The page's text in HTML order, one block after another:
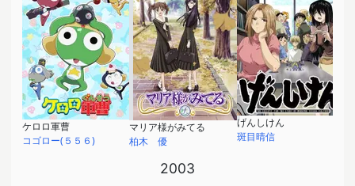
ケロロ軍曹
コゴロー(５５６)
マリア様がみてる
柏木 優
げんしけん
斑目晴信
2003